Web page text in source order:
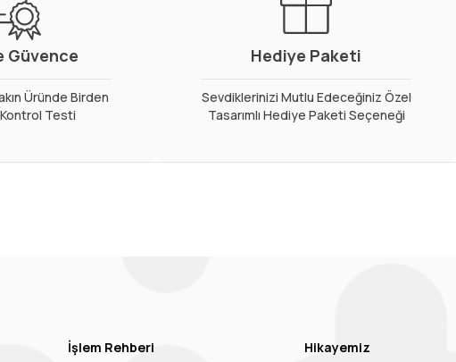
Güvence
Üründe Birden
Testi
Hediye Paketi
Sevdiklerinizi Mutlu Edeceğiniz Özel
Tasarımlı Hediye Paketi Seçeneği
İşlem Rehberi
Hikayemiz